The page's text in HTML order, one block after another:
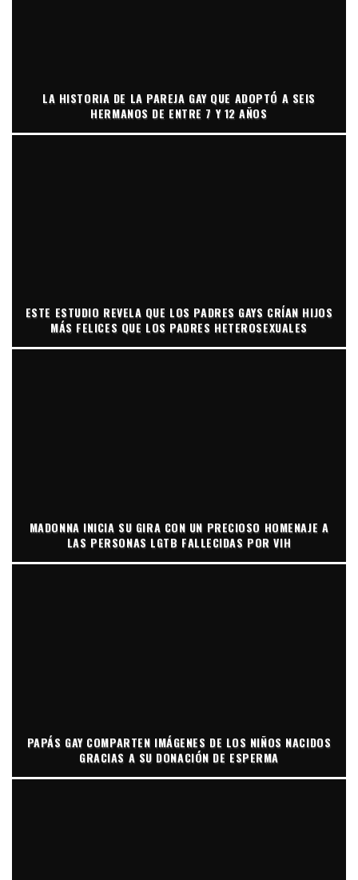
LA HISTORIA DE LA PAREJA GAY QUE ADOPTÓ A SEIS
HERMANOS DE ENTRE 7 Y 12 AÑOS
ESTE ESTUDIO REVELA QUE LOS PADRES GAYS CRÍAN HIJOS
MÁS FELICES QUE LOS PADRES HETEROSEXUALES
MADONNA INICIA SU GIRA CON UN PRECIOSO HOMENAJE A
LAS PERSONAS LGTB FALLECIDAS POR VIH
PAPÁS GAY COMPARTEN IMÁGENES DE LOS NIÑOS NACIDOS
GRACIAS A SU DONACIÓN DE ESPERMA